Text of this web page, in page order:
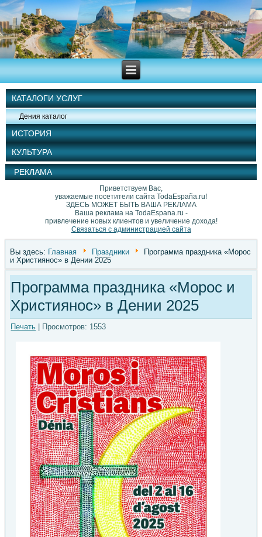
КАТАЛОГИ УСЛУГ
Дения каталог
ИСТОРИЯ
КУЛЬТУРА
РЕКЛАМА
Приветствуем Вас,
уважаемые посетители сайта TodaEspaña.ru!
ЗДЕСЬ МОЖЕТ БЫТЬ ВАША РЕКЛАМА
Ваша реклама на TodaEspana.ru -
привлечение новых клиентов и увеличение дохода!
Связаться с администрацией сайта
Вы здесь: Главная Праздники
Программа праздника «Морос
и Християнос» в Дении 2025
Программа праздника «Морос и
Християнос» в Дении 2025
Печать | Просмотров: 1553